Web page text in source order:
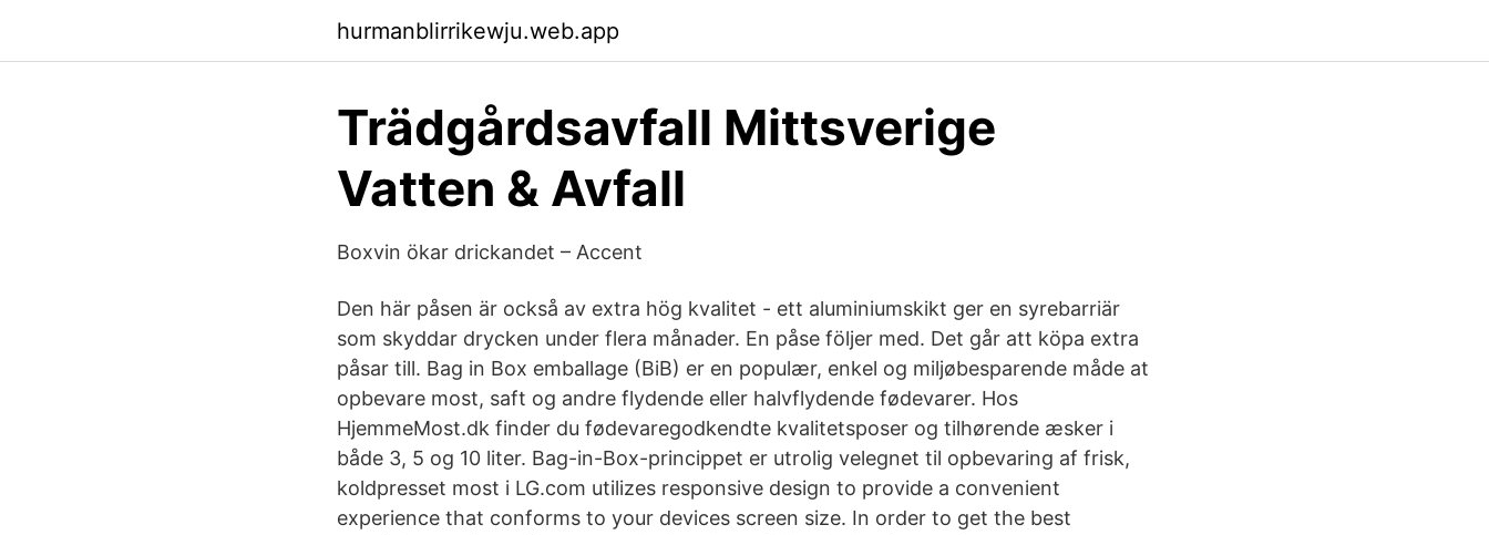
hurmanblirrikewju.web.app
Trädgårdsavfall Mittsverige
Vatten & Avfall
Boxvin ökar drickandet – Accent
Den här påsen är också av extra hög kvalitet - ett aluminiumskikt ger en syrebarriär
som skyddar drycken under flera månader. En påse följer med. Det går att köpa extra
påsar till. Bag in Box emballage (BiB) er en populær, enkel og miljøbesparende måde at
opbevare most, saft og andre flydende eller halvflydende fødevarer. Hos
HjemmeMost.dk finder du fødevaregodkendte kvalitetsposer og tilhørende æsker i
både 3, 5 og 10 liter. Bag-in-Box-princippet er utrolig velegnet til opbevaring af frisk,
koldpresset most i LG.com utilizes responsive design to provide a convenient
experience that conforms to your devices screen size. In order to get the best